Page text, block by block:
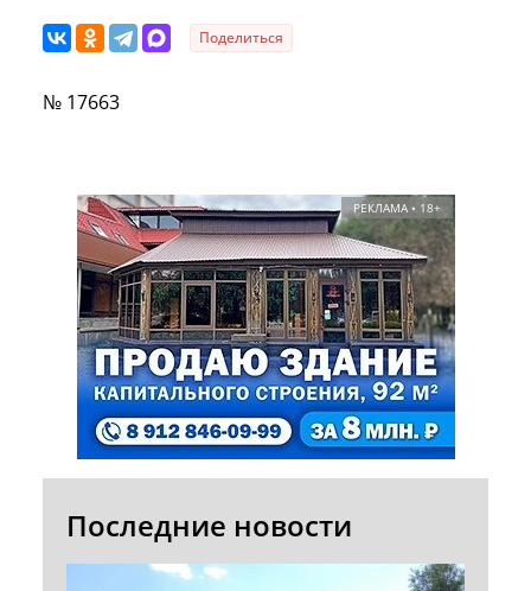
Поделиться
№ 17663
РЕКЛАМА • 18+
Последние новости